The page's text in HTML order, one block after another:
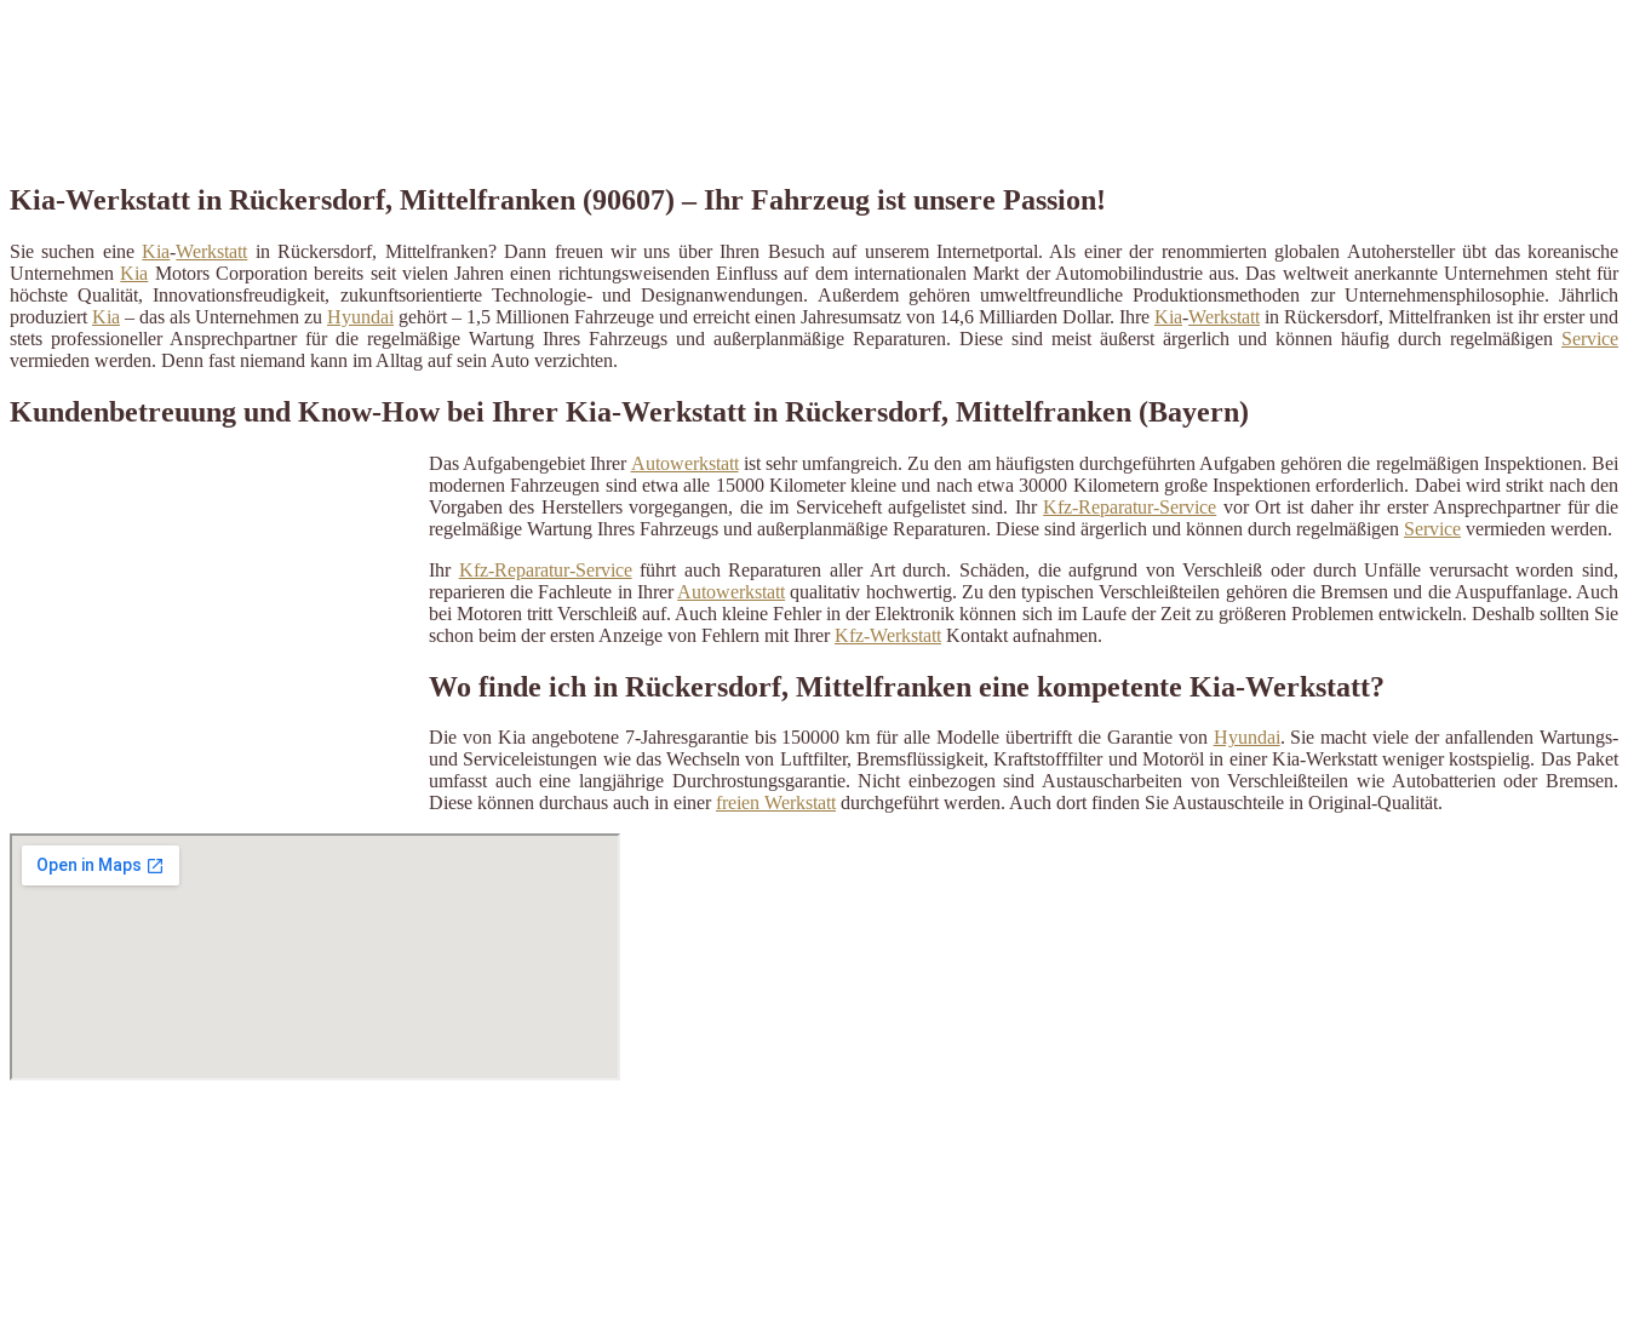
Kia-Werkstatt in Rückersdorf, Mittelfranken (90607) – Ihr Fahrzeug ist unsere Passion!
Sie suchen eineKia-Werkstatt in Rückersdorf, Mittelfranken? Dann freuen wir uns über Ihren Besuch auf unserem Internetportal. Als einer der renommierten globalen Autohersteller übt das koreanische
UnternehmenKia Motors Corporation bereits seit vielen Jahren einen richtungsweisenden Einfluss auf dem internationalen Markt der Automobilindustrie aus. Das weltweit anerkannte Unternehmen steht für
höchste Qualität, Innovationsfreudigkeit, zukunftsorientierte Technologie- und Designanwendungen. Außerdem gehören umweltfreundliche Produktionsmethoden zur Unternehmensphilosophie. Jährlich
produziert Kia – das als Unternehmen zu Hyundai gehört – 1,5 Millionen Fahrzeuge und erreicht einen Jahresumsatz von 14,6 Milliarden Dollar. Ihre Kia-Werkstatt in Rückersdorf, Mittelfranken ist ihr erster und
stets professioneller Ansprechpartner für die regelmäßige Wartung Ihres Fahrzeugs und außerplanmäßige Reparaturen. Diese sind meist äußerst ärgerlich und können häufig durch regelmäßigen Service
vermieden werden. Denn fast niemand kann im Alltag auf sein Auto verzichten.
Kundenbetreuung und Know-How bei Ihrer Kia-Werkstatt in Rückersdorf, Mittelfranken (Bayern)
Das Aufgabengebiet Ihrer Autowerkstattist sehr umfangreich. Zu den am häufigsten durchgeführten Aufgaben gehören die regelmäßigen Inspektionen. Bei
modernen Fahrzeugen sind etwa alle 15000 Kilometer kleine und nach etwa 30000 Kilometern große Inspektionen erforderlich. Dabei wird strikt nach den
Vorgaben des Herstellers vorgegangen, die im Serviceheft aufgelistet sind. IhrKfz-Reparatur-Service vor Ort ist daher ihr erster Ansprechpartner für die
regelmäßige Wartung Ihres Fahrzeugs und außerplanmäßige Reparaturen. Diese sind ärgerlich und können durch regelmäßigen Service vermieden werden.
Ihr Kfz-Reparatur-Serviceführt auch Reparaturen aller Art durch. Schäden, die aufgrund von Verschleiß oder durch Unfälle verursacht worden sind,
reparieren die Fachleute in IhrerAutowerkstatt qualitativ hochwertig. Zu den typischen Verschleißteilen gehören die Bremsen und die Auspuffanlage. Auch
bei Motoren tritt Verschleiß auf. Auch kleine Fehler in der Elektronik können sich im Laufe der Zeit zu größeren Problemen entwickeln. Deshalb sollten Sie
schon beim der ersten Anzeige von Fehlern mit IhrerKfz-Werkstatt Kontakt aufnahmen.
Wo finde ich in Rückersdorf, Mittelfranken eine kompetente Kia-Werkstatt?
Die von Kia angebotene 7-Jahresgarantie bis 150000 km für alle Modelle übertrifft die Garantie von Hyundai. Sie macht viele der anfallenden Wartungs-
und Serviceleistungen wie das Wechseln von Luftfilter, Bremsflüssigkeit, Kraftstofffilter und Motoröl in einer Kia-Werkstatt weniger kostspielig. Das Paket
umfasst auch eine langjährige Durchrostungsgarantie. Nicht einbezogen sind Austauscharbeiten von Verschleißteilen wie Autobatterien oder Bremsen.
Diese können durchaus auch in einerfreien Werkstattdurchgeführt werden. Auch dort finden Sie Austauschteile in Original-Qualität.